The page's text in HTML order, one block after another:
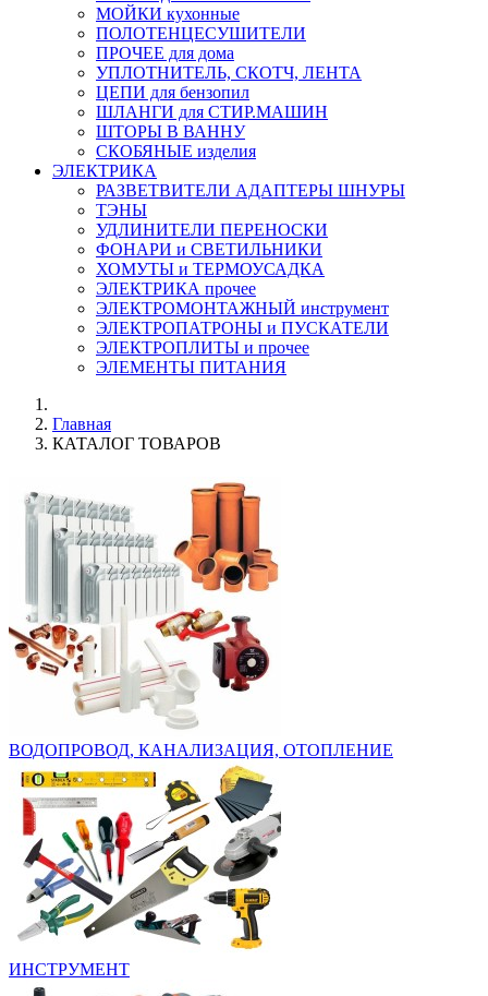
МОЙКИ кухонные
ПОЛОТЕНЦЕСУШИТЕЛИ
ПРОЧЕЕ для дома
УПЛОТНИТЕЛЬ, СКОТЧ, ЛЕНТА
ЦЕПИ для бензопил
ШЛАНГИ для СТИР.МАШИН
ШТОРЫ В ВАННУ
СКОБЯНЫЕ изделия
ЭЛЕКТРИКА
РАЗВЕТВИТЕЛИ АДАПТЕРЫ ШНУРЫ
ТЭНЫ
УДЛИНИТЕЛИ ПЕРЕНОСКИ
ФОНАРИ и СВЕТИЛЬНИКИ
ХОМУТЫ и ТЕРМОУСАДКА
ЭЛЕКТРИКА прочее
ЭЛЕКТРОМОНТАЖНЫЙ инструмент
ЭЛЕКТРОПАТРОНЫ и ПУСКАТЕЛИ
ЭЛЕКТРОПЛИТЫ и прочее
ЭЛЕМЕНТЫ ПИТАНИЯ
Главная
КАТАЛОГ ТОВАРОВ
ВОДОПРОВОД, КАНАЛИЗАЦИЯ, ОТОПЛЕНИЕ
ИНСТРУМЕНТ